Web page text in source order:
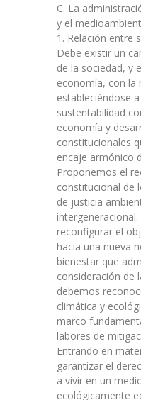
C. La
y el
1. Relación entre
Debe existir un
de la sociedad, y
economía, con la
estableciéndose
sustentabilidad
economía y
constitucionales
encaje armónico
Proponemos el
constitucional de
de justicia
reconfigurar el
hacia una nueva
bienestar que
consideración de
debemos
climática y
marco
labores de
Entrando en
garantizar el
a vivir en un
ecológicamente